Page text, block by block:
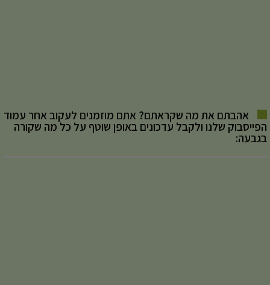
אהבתם את מה שקראתם? אתם מוזמנים לעקוב אחר עמוד
הפייסבוק שלנו ולקבל עדכונים באופן שוטף על כל מה שקורה
בגבעה: